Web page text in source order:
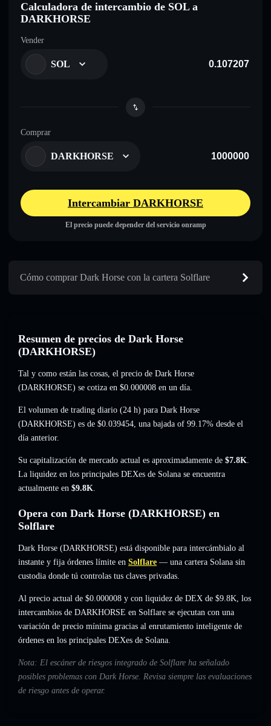
Calculadora de intercambio de SOL a
DARKHORSE
Vender
SOL
Comprar
DARKHORSE
Intercambiar DARKHORSE
El precio puede depender del servicio onramp
Cómo comprar Dark Horse con la cartera Solflare
Resumen de precios de Dark Horse
(DARKHORSE)
Tal y como están las cosas, el precio de Dark Horse
(DARKHORSE) se cotiza en $0.000008 en un día.
El volumen de trading diario (24 h) para Dark Horse
(DARKHORSE) es de $0.039454, una bajada of 99.17% desde el
día anterior.
Su capitalización de mercado actual es aproximadamente de $7.8K.
La liquidez en los principales DEXes de Solana se encuentra
actualmente en $9.8K.
Opera con Dark Horse (DARKHORSE) en
Solflare
Dark Horse (DARKHORSE) está disponible para intercámbialo al
instante y fija órdenes límite en Solflare — una cartera Solana sin
custodia donde tú controlas tus claves privadas.
Al precio actual de $0.000008 y con liquidez de DEX de $9.8K, los
intercambios de DARKHORSE en Solflare se ejecutan con una
variación de precio mínima gracias al enrutamiento inteligente de
órdenes en los principales DEXes de Solana.
Nota: El escáner de riesgos integrado de Solflare ha señalado
posibles problemas con Dark Horse. Revisa siempre las evaluaciones
de riesgo antes de operar.